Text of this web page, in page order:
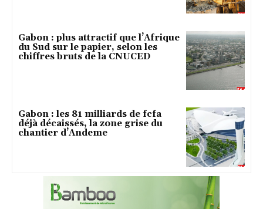
Gabon : plus attractif que l’Afrique
du Sud sur le papier, selon les
chiffres bruts de la CNUCED
Gabon : les 81 milliards de fcfa
déjà décaissés, la zone grise du
chantier d’Andeme